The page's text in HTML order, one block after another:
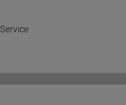
Service